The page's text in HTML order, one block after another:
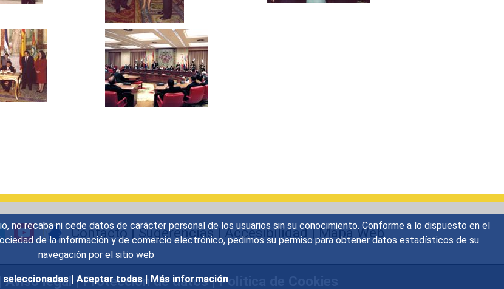
no recaba ni cede datos de carácter personal de los usuarios sin su conocimiento. Conforme a lo dispuesto en el
de la información y de comercio electrónico, pedimos su permiso para obtener datos estadísticos de su
navegación por el sitio web
| Aceptar todas | Más información
Contacto|Sugerencias|Accesibilidad|Mapa Web
Aviso legal|Protección de datos|Política de Cookies